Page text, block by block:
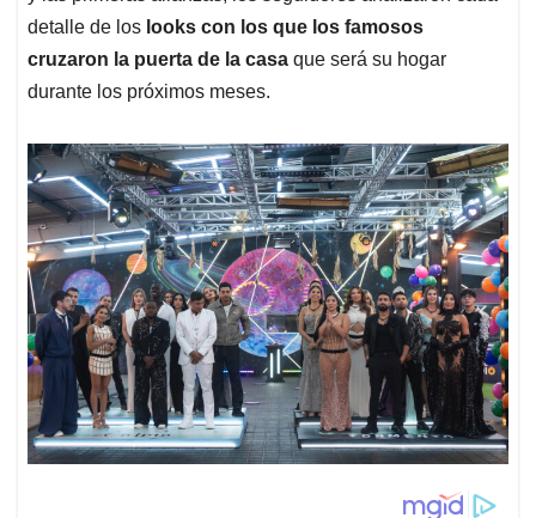
detalle de los looks con los que los famosos
cruzaron la puerta de la casa que será su hogar
durante los próximos meses.